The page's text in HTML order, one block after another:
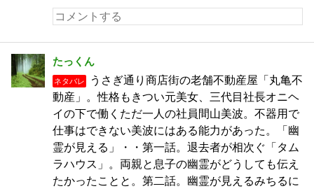
たっくん
ネタバレ
うさぎ通り商店街の老舗不動産屋「丸亀不
動産」。性格もきつい元美女、三代目社長オニヘ
イの下で働くただ一人の社員間山美波。不器用で
仕事はできない美波にはある能力があった。「幽
霊が見える」・・第一話。退去者が相次ぐ「タム
ラハウス」。両親と息子の幽霊がどうしても伝え
たかったことと。第二話。幽霊が見えるみちるに